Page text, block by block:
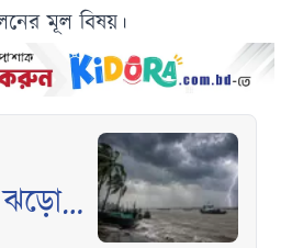
মূল বিষয়।
ঝড়ো